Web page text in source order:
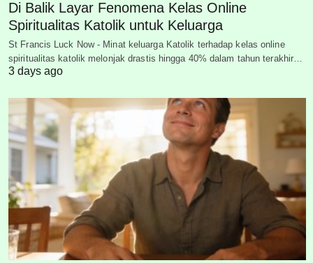
Di Balik Layar Fenomena Kelas Online
Spiritualitas Katolik untuk Keluarga
St Francis Luck Now - Minat keluarga Katolik terhadap kelas online
spiritualitas katolik melonjak drastis hingga 40% dalam tahun terakhir…
3 days ago